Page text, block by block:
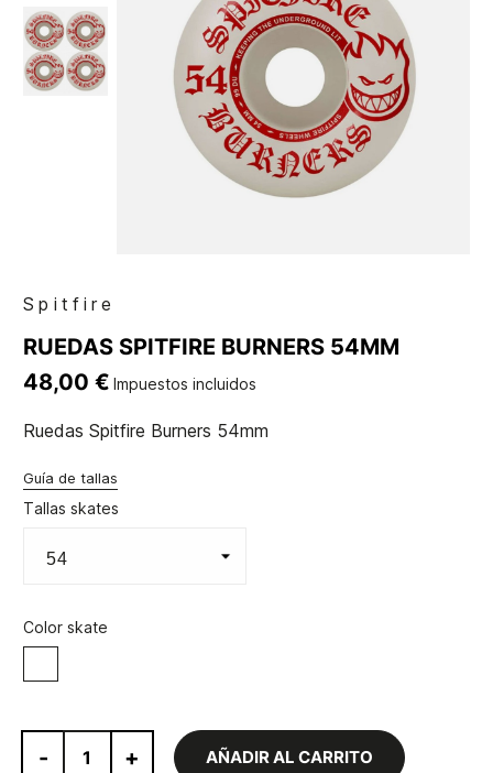
Spitfire
RUEDAS SPITFIRE BURNERS 54MM
48,00 € Impuestos incluidos
Ruedas Spitfire Burners 54mm
Guía de tallas
Tallas skates
Color skate
- + AÑADIR AL CARRITO